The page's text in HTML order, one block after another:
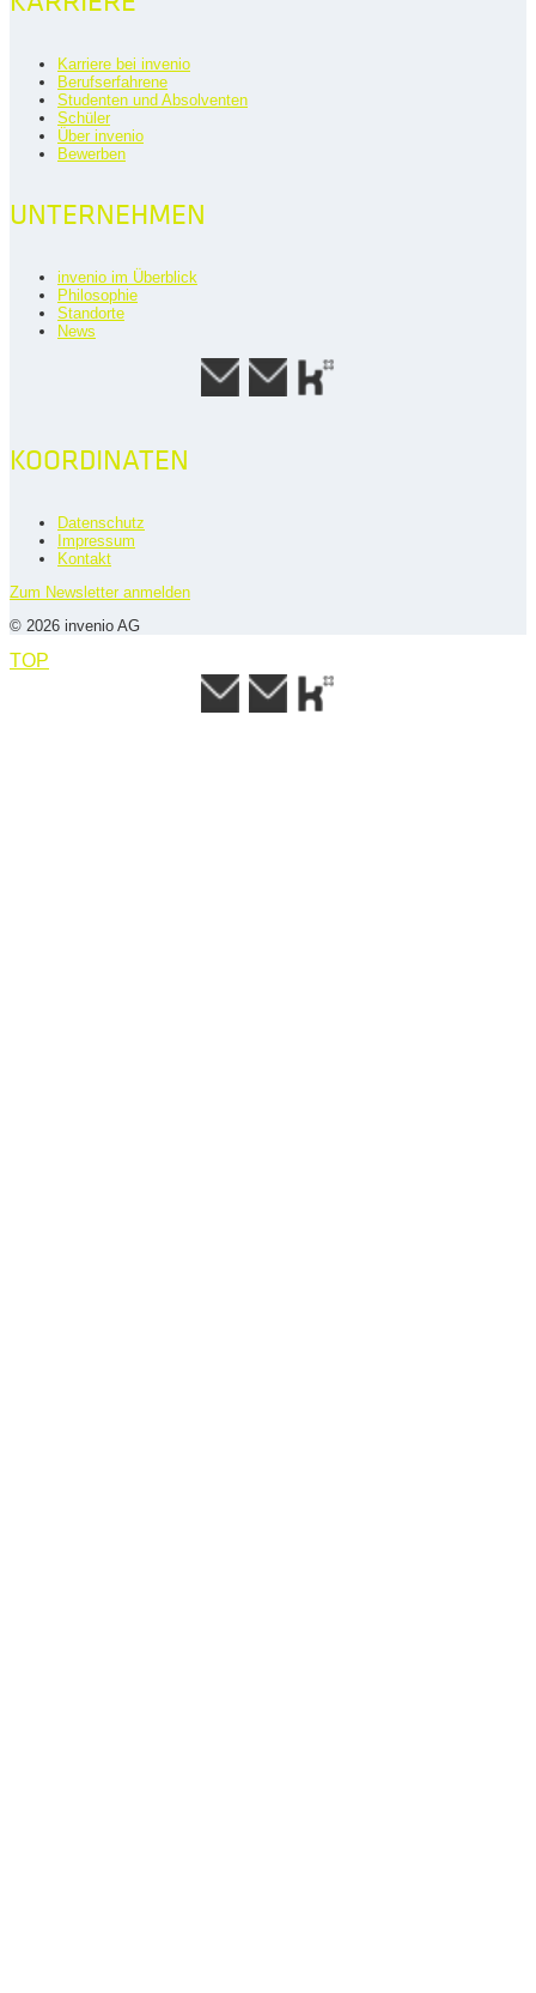
Karriere bei invenio
Berufserfahrene
Studenten und Absolventen
Schüler
Über invenio
Bewerben
UNTERNEHMEN
invenio im Überblick
Philosophie
Standorte
News
KOORDINATEN
Datenschutz
Impressum
Kontakt
Zum Newsletter anmelden
© 2026 invenio AG
TOP